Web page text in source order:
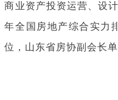
商业资产投资运营、设
年全国房地产综合实力
位，山东省房协副会长